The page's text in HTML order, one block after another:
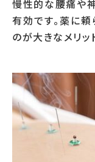
慢性的な腰痛や
有効です。薬に
のが大きなメリッ